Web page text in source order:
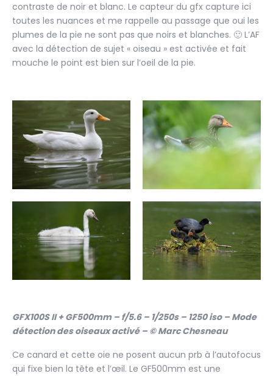
contraste de noir et blanc. Le capteur du gfx capture ici
toutes les nuances et me rappelle au passage que oui les
plumes de la pie ne sont pas que noirs et blanches. 🙂 L’AF
avec la détection de sujet « oiseau » est activée et fait
mouche le point est bien sur l’oeil de la pie.
GFX100S II + GF500mm – f/5.6 – 1/250s – 1250 iso – Mode
détection des oiseaux activé – © Marc Chesneau
Ce canard et cette oie ne posent aucun prb à l’autofocus
qui fixe bien la tête et l’œil. Le GF500mm est une